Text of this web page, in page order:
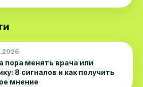
пора менять врача или
8 сигналов и как получить
мнение